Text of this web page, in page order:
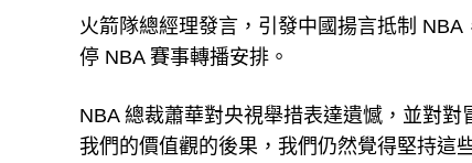
火箭隊總經理發言，引發中國揚言抵制
停 NBA 賽事轉播安排。
NBA 總裁蕭華對央視舉措表達遺憾，並對
我們的價值觀的後果，我們仍然覺得堅持這